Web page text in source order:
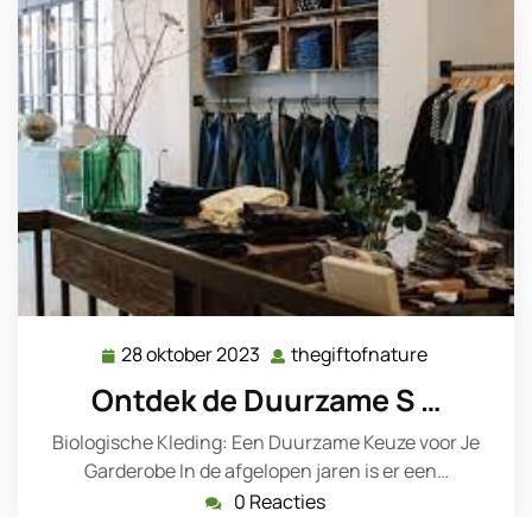
28 oktober 2023 28
2023
thegiftofnature
Ontdek de Duurzame S …
Biologische Kleding: Een Duurzame Keuze voor Je
Garderobe In de afgelopen jaren is er een…
0 Reacties